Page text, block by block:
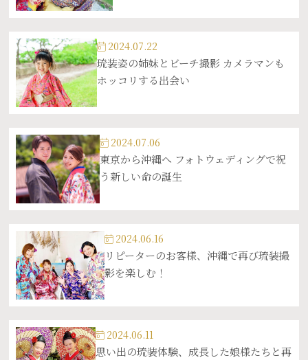
2024.07.22
琉装姿の姉妹とビーチ撮影 カメラマンも
ホッコリする出会い
2024.07.06
東京から沖縄へ フォトウェディングで祝
う新しい命の誕生
2024.06.16
リピーターのお客様、沖縄で再び琉装撮
影を楽しむ！
2024.06.11
思い出の琉装体験、成長した娘様たちと再